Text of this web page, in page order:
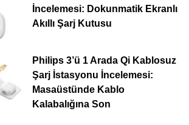
İncelemesi: Dokunmatik Ekranlı
Akıllı Şarj Kutusu
Philips 3’ü 1 Arada Qi Kablosuz
Şarj İstasyonu İncelemesi:
Masaüstünde Kablo
Kalabalığına Son